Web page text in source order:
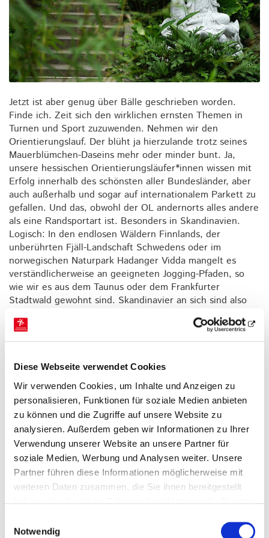
Diese Webseite verwendet Cookies
Wir verwenden Cookies, um Inhalte und Anzeigen zu
personalisieren, Funktionen für soziale Medien anbieten
zu können und die Zugriffe auf unsere Website zu
analysieren. Außerdem geben wir Informationen zu Ihrer
Verwendung unserer Website an unsere Partner für
soziale Medien, Werbung und Analysen weiter. Unsere
Partner führen diese Informationen möglicherweise mit
weiteren Daten zusammen, die Sie ihnen bereitgestellt
Notwendig
Jetzt ist aber genug über Bälle geschrieben worden.
Finde ich. Zeit sich den wirklichen ernsten Themen in
Turnen und Sport zuzuwenden. Nehmen wir den
Orientierungslauf. Der blüht ja hierzulande trotz seines
Mauerblümchen-Daseins mehr oder minder bunt. Ja,
unsere hessischen Orientierungsläufer*innen wissen mit
Erfolg innerhalb des schönsten aller Bundesländer, aber
auch außerhalb und sogar auf internationalem Parkett zu
gefallen. Und das, obwohl der OL andernorts alles andere
als eine Randsportart ist. Besonders in Skandinavien.
Logisch: In den endlosen Wäldern Finnlands, der
unberührten Fjäll-Landschaft Schwedens oder im
norwegischen Naturpark Hadanger Vidda mangelt es
verständlicherweise an geeigneten Jogging-Pfaden, so
wie wir es aus dem Taunus oder dem Frankfurter
Stadtwald gewohnt sind. Skandinavier an sich sind also
von Natur aus, quasi genetisch-geographisch,
gezwungen, insofern sie läuferisch ambitioniert sind, sich
in der Wildnis zu orientieren. Also wird der
Orientierungsläufer.
Ganz anders schien mir das in China. Zumindest bislang.
Auch wenn das Reich der Mitte etwa 250mal größer ist
als der Zwergstaat Norwegen, kommt man dort mit 145
Einwohnern pro km² auf einen elfmal höheren Quotienten
als die Wikinger (13 Menschen pro km²). Die
Bevölkerungsdichte ist also hoch. Da wird das
Mauerblümchen Orientierungslauf also gerne mal
übersehen - dachte ich. Zumal mir die weniger
erschlossenen Landschaften der Volkrepublik als OL-